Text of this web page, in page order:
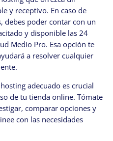
y receptivo. En caso de
debes poder contar con un
y disponible las 24
Medio Pro. Esa opción te
a resolver cualquier
adecuado es crucial
de tu tienda online. Tómate
comparar opciones y
con las necesidades